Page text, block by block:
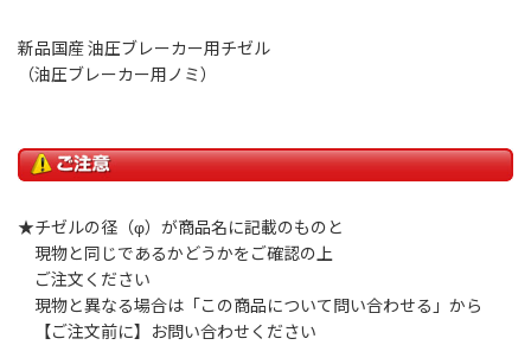
新品国産 油圧ブレーカー用チゼル
（油圧ブレーカー用ノミ）
★チゼルの径（φ）が商品名に記載のものと
現物と同じであるかどうかをご確認の上
ご注文ください
現物と異なる場合は「この商品について問い合わせる」から
【ご注文前に】お問い合わせください